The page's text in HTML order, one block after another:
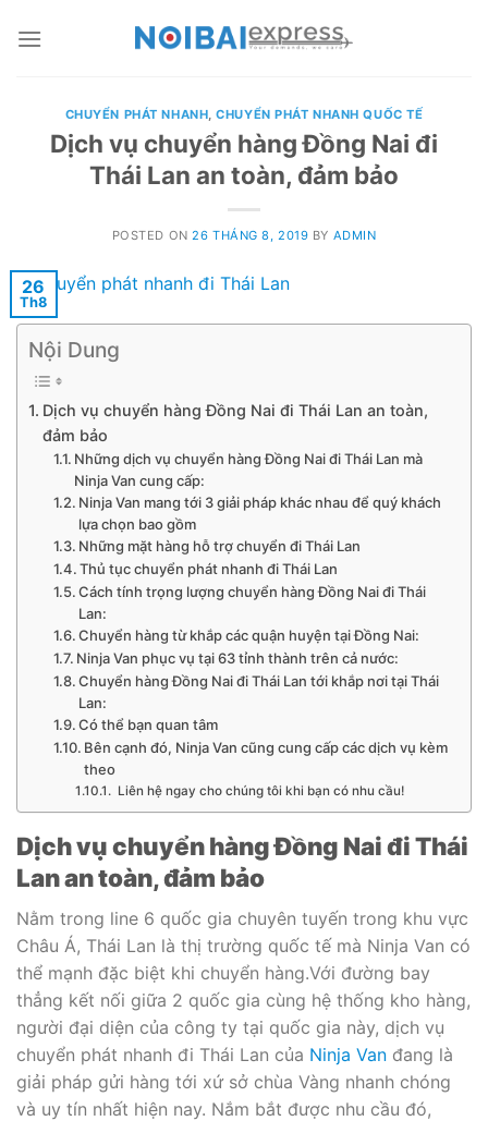
CHUYỂN PHÁT NHANH,CHUYỂN PHÁT NHANH QUỐC TẾ
Dịch vụ chuyển hàng Đồng Nai đi
Thái Lan an toàn, đảm bảo
POSTED ON 26 THÁNG 8, 2019 BY ADMIN
26
Th8
Nội Dung
Dịch vụ chuyển hàng Đồng Nai đi Thái Lan an toàn,
đảm bảo
Những dịch vụ chuyển hàng Đồng Nai đi Thái Lan mà
Ninja Van cung cấp:
Ninja Van mang tới 3 giải pháp khác nhau để quý khách
lựa chọn bao gồm
Những mặt hàng hỗ trợ chuyển đi Thái Lan
Thủ tục chuyển phát nhanh đi Thái Lan
Cách tính trọng lượng chuyển hàng Đồng Nai đi Thái
Lan:
Chuyển hàng từ khắp các quận huyện tại Đồng Nai:
Ninja Van phục vụ tại 63 tỉnh thành trên cả nước:
Chuyển hàng Đồng Nai đi Thái Lan tới khắp nơi tại Thái
Lan:
Có thể bạn quan tâm
Bên cạnh đó, Ninja Van cũng cung cấp các dịch vụ kèm
theo
Liên hệ ngay cho chúng tôi khi bạn có nhu cầu!
Dịch vụ chuyển hàng Đồng Nai đi Thái
Lan an toàn, đảm bảo
Nằm trong line 6 quốc gia chuyên tuyến trong khu vực
Châu Á, Thái Lan là thị trường quốc tế mà Ninja Van có
thể mạnh đặc biệt khi chuyển hàng.Với đường bay
thẳng kết nối giữa 2 quốc gia cùng hệ thống kho hàng,
người đại diện của công ty tại quốc gia này, dịch vụ
chuyển phát nhanh đi Thái Lan của Ninja Van đang là
giải pháp gửi hàng tới xứ sở chùa Vàng nhanh chóng
và uy tín nhất hiện nay. Nắm bắt được nhu cầu đó,